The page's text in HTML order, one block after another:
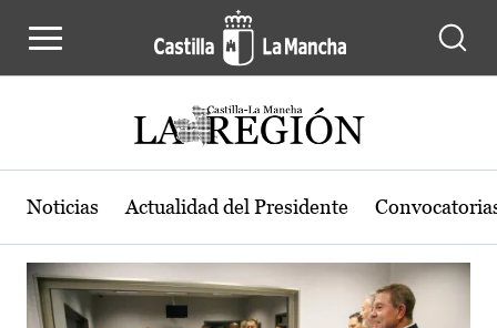
Actualidad de la región de Castilla-
Noticias Actualidad del Presidente